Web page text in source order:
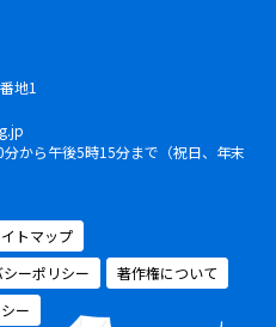
地1
から午後5時15分まで（祝日、年末
トマップ
ーポリシー
著作権について
ー